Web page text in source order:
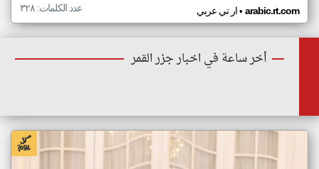
ار تي عربي• arabic.rt.com عدد الكلمات: ٣٢٨
أخر ساعة في اخبار جزر القمر